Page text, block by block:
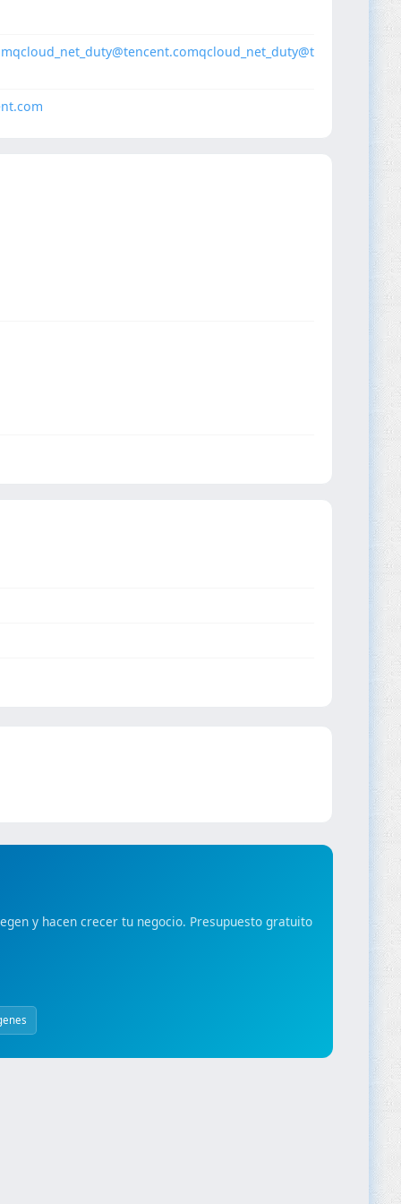
qcloud_net_duty@tencent.comqcloud_net_duty@t
y hacen crecer tu negocio. Presupuesto gratuito